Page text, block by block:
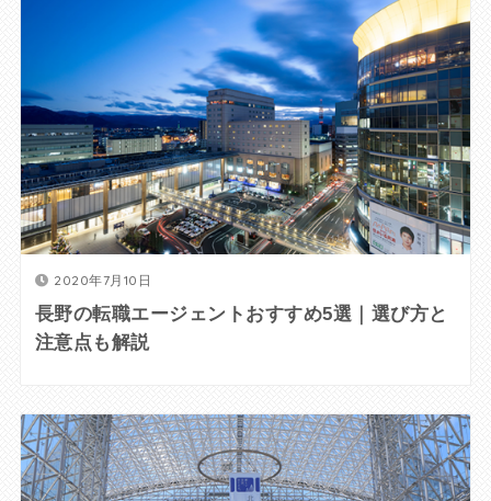
2020年7月10日
長野の転職エージェントおすすめ5選｜選び方と
注意点も解説